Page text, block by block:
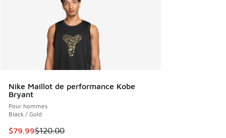
Nike Maillot de performance Kobe
Bryant
Pour hommes
Black / Gold
Cet article est en solde. Le prix est passé de $120.00 à
$79.99$120.00